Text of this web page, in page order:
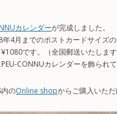
カレンダーが完成しました。
4月までのポストカードサイズの
です。（全国郵送いたします
CONNUカレンダーを飾られ
内のOnline shopからご購入いただ